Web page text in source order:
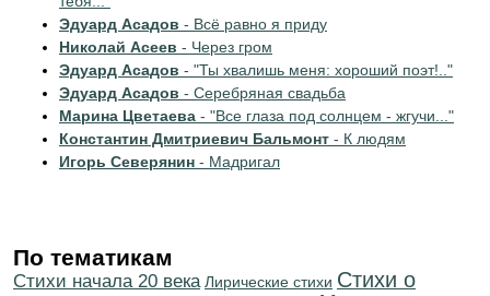
Эдуард Асадов - Всё равно я приду
Николай Асеев - Через гром
Эдуард Асадов - "Ты хвалишь меня: хороший поэт!.."
Эдуард Асадов - Серебряная свадьба
Марина Цветаева - "Все глаза под солнцем - жгучи..."
Константин Дмитриевич Бальмонт - К людям
Игорь Северянин - Мадригал
По тематикам
Cтихи начала 20 века Лирические стихи Стихи о